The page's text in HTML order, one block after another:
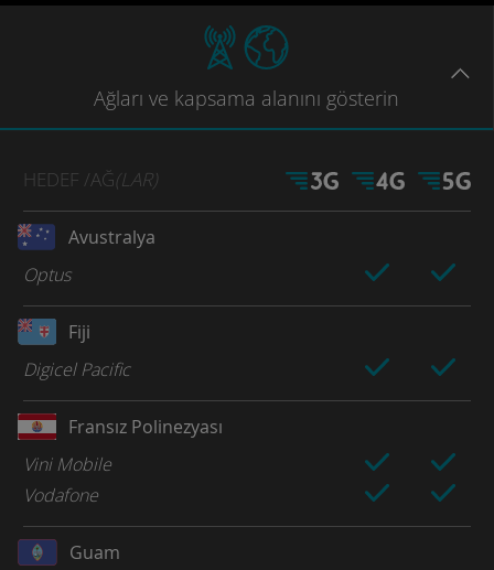
Ağları ve kapsama alanını gösterin
HEDEF /AĞ(LAR)
Avustralya
Optus
Fiji
Digicel Pacific
Fransız Polinezyası
Vini Mobile
Vodafone
Guam